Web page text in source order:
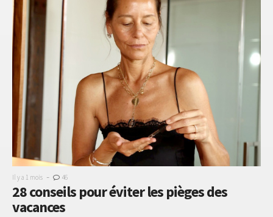
Il y a 1 mois - 46
28 conseils pour éviter les pièges des
vacances